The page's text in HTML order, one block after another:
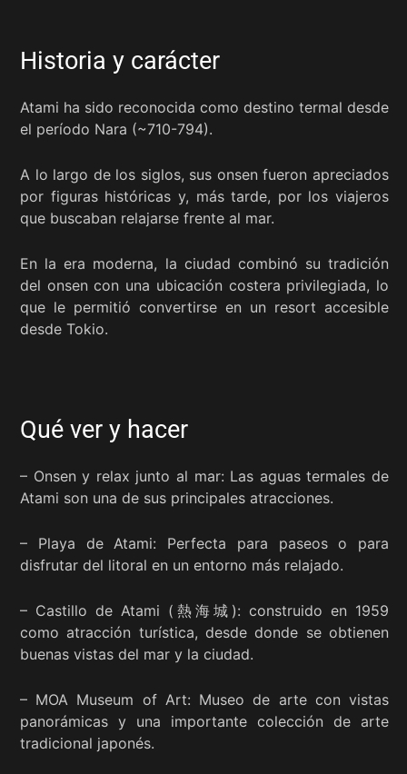
Historia y carácter
Atami ha sido reconocida como destino termal desde
el período Nara (~710-794).
A lo largo de los siglos, sus onsen fueron apreciados
por figuras históricas y, más tarde, por los viajeros
que buscaban relajarse frente al mar.
En la era moderna, la ciudad combinó su tradición
del onsen con una ubicación costera privilegiada, lo
que le permitió convertirse en un resort accesible
desde Tokio.
Qué ver y hacer
– Onsen y relax junto al mar: Las aguas termales de
Atami son una de sus principales atracciones.
– Playa de Atami: Perfecta para paseos o para
disfrutar del litoral en un entorno más relajado.
– Castillo de Atami (熱海城): construido en 1959
como atracción turística, desde donde se obtienen
buenas vistas del mar y la ciudad.
– MOA Museum of Art: Museo de arte con vistas
panorámicas y una importante colección de arte
tradicional japonés.